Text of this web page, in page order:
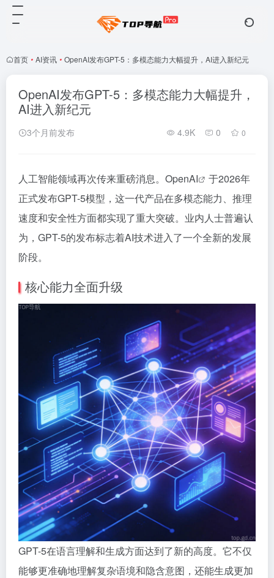
首页 • AI资讯 • OpenAI发布GPT-5：多模态能力大幅提升，AI进入新纪元
OpenAI发布GPT-5：多模态能力大幅提升，
AI进入新纪元
3个月前发布 4.9K 0 0
人工智能领域再次传来重磅消息。OpenAI
于2026年
正式发布GPT-5模型，这一代产品在多模态能力、推理
速度和安全性方面都实现了重大突破。业内人士普遍认
为，GPT-5的发布标志着AI技术进入了一个全新的发展
阶段。
核心能力全面升级
GPT-5在语言理解和生成方面达到了新的高度。它不仅
能够更准确地理解复杂语境和隐含意图，还能生成更加